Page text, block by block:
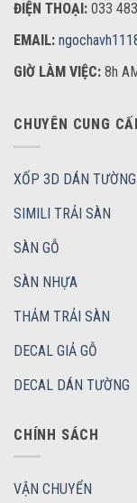
ĐIỆN THOẠI: 033
EMAIL:
GIỜ LÀM VIỆC: 8h
CHUYÊN CUNG
XỐP 3D DÁN TƯỜNG
SIMILI TRẢI SÀN
SÀN GỖ
SÀN NHỰA
THẢM TRẢI SÀN
DECAL GIẢ GỖ
DECAL DÁN TƯỜNG
CHÍNH SÁCH
VẬN CHUYỂN